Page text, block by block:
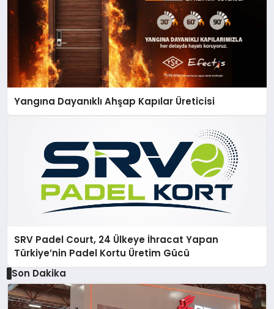
Yangına Dayanıklı Ahşap Kapılar Üreticisi
SRV Padel Court, 24 Ülkeye İhracat Yapan
Türkiye’nin Padel Kortu Üretim Gücü
Son Dakika